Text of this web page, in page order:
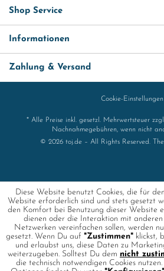
Shop Service
Informationen
Zahlung & Versand
Cookie-Einstellungen
* Alle Preise inkl. gesetzl. Mehrwertsteuer
Nachnahmegebühren, wenn nicht
© 2026 toj.de – All Rights Reserved.
Diese Website benutzt Cookies, die für
Website erforderlich sind und stets gesetzt
den Komfort bei Benutzung dieser Website
dienen oder die Interaktion mit anderen
Netzwerken vereinfachen sollen, werden
gesetzt. Wenn Du auf "Zustimmen" klickst,
und erlaubst uns, diese Daten zu
weiterzugeben. Solltest Du dem nicht
die technisch notwendigen Cookies